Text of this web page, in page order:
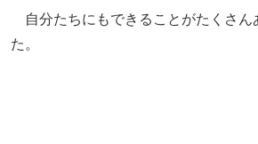
自分たちにもできることがたくさん
た。